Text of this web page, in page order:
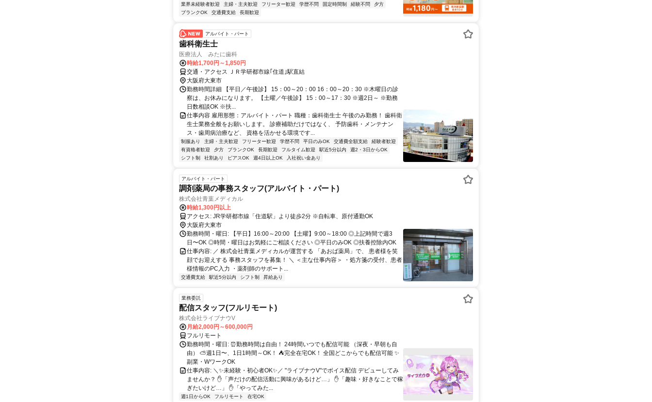
業界未経験者歓迎 主婦・主夫歓迎 フリーター歓迎 学歴不問 固定時間制 経験不問
夕方
ブランクOK
交通費支給 長期歓迎
アルバイト・パート
歯科衛生士
医療法人 みたに歯科
時給1,700円～1,850円
交通・アクセス ＪＲ学研都市線｢住道｣駅直結
大阪府大東市
勤務時間詳細 【平日／午後診】 15：00～20：00 16：00～20：30 ※木曜日の診
察は、お休みになります。 【土曜／午後診】 15：00～17：30 ※週2日～ ※勤務
日数相談OK ※扶...
仕事内容 雇用形態：アルバイト・パート 職種：歯科衛生士 午後のみ勤務！ 歯科衛
生士業務全般をお願いします。 診療補助だけではなく、 予防歯科・メンテナン
ス・歯周病治療など、 資格を活かせる環境です...
制服あり 主婦・主夫歓迎 フリーター歓迎 学歴不問 平日のみOK 交通費全額支給
経験者歓迎
有資格者歓迎
夕方 ブランクOK 長期歓迎 フルタイム歓迎 駅近5分以内
週2・3日からOK
シフト制
社割あり ピアスOK 週4日以上OK 入社祝い金あり
アルバイト・パート
調剤薬局の事務スタッフ(アルバイト・パート)
株式会社青葉メディカル
時給1,300円以上
アクセス: JR学研都市線「住道駅」より徒歩2分 ※自転車、原付通勤OK
大阪府大東市
勤務時間・曜日: 【平日】16:00～20:00 【土曜】9:00～18:00 ◎上記時間で週3
日〜OK ◎時間・曜日はお気軽にご相談ください ◎平日のみOK ◎扶養控除内OK
仕事内容: ／ 株式会社青葉メディカルが運営する 「あおば薬局」で、 患者様を笑
顔でお迎えする 事務スタッフを募集！ ＼ ＜主な仕事内容＞ ・処方箋の受付、患者
様情報のPC入力 ・薬剤師のサポート...
交通費支給 駅近5分以内 シフト制 昇給あり
業務委託
配信スタッフ(フルリモート)
株式会社ライブナウV
月給2,000円～600,000円
フルリモート
勤務時間・曜日: ⏰勤務時間は自由！ 24時間いつでも配信可能 （深夜・早朝も自
由） ⛅週1日〜、1日1時間～OK！ ⛺完全在宅OK！ 全国どこからでも配信可能 ✨
副業・WワークOK
仕事内容: ＼✨未経験・初心者OK✨／ "ライブナウV"でボイス配信 デビューしてみ
ませんか？ ✋「声だけの配信活動に興味があるけど…」 ✋「趣味・好きなことで稼
ぎたいけど…」 ✋「やってみた...
週1日からOK フルリモート 在宅OK